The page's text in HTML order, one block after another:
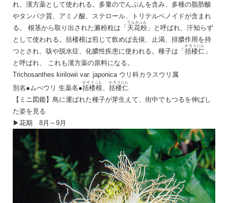
れ、漢方薬として使われる。多量のでんぷんを含み、多種の脂肪酸
やタンパク質、アミノ酸、ステロール、トリテルペノイドが含まれ
る。 根茎から取り出された澱粉粒は「 天花粉
てんかふん
」と呼ばれ、汗知らず
として使われる。括楼根は煎じて飲めば去痰、止渴、排膿作用を持
つとされ、咳や脱水症、化膿性疾患に使われる。種子は「 括楼仁
かろうにん
」
と呼ばれ、 これも漢方薬の原料になる。
Trichosanthes kirilowii var. japonica ウリ科カラスウリ属
別名●ムべウリ 生薬名●括楼根
かろうこん
、 括楼仁
かろうにん
【ミニ図鑑】鳥に運ばれた種子が芽生えて、街中でもつるを伸ばし
た姿を見る
▶花期 8月～9月